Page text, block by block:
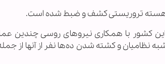
هسته تروریستی کشف و ضبط شده است.
این کشور با همکاری نیروهای روسی چندین
نظامیان و کشته شدن ده‌ها نفر از آنها از